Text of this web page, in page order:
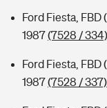
Ford Fiesta, FBD
1987(7528 / 334)
Ford Fiesta, FBD
1987(7528 / 337)